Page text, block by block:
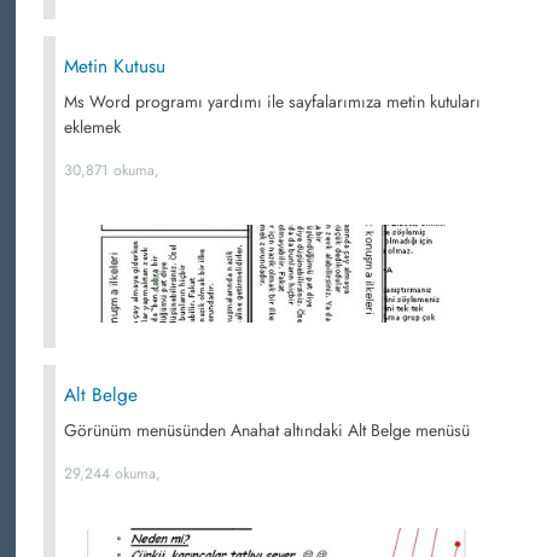
Metin Kutusu
Ms Word programı yardımı ile sayfalarımıza metin kutuları
eklemek
30,871 okuma,
Alt Belge
Görünüm menüsünden Anahat altındaki Alt Belge menüsü
29,244 okuma,